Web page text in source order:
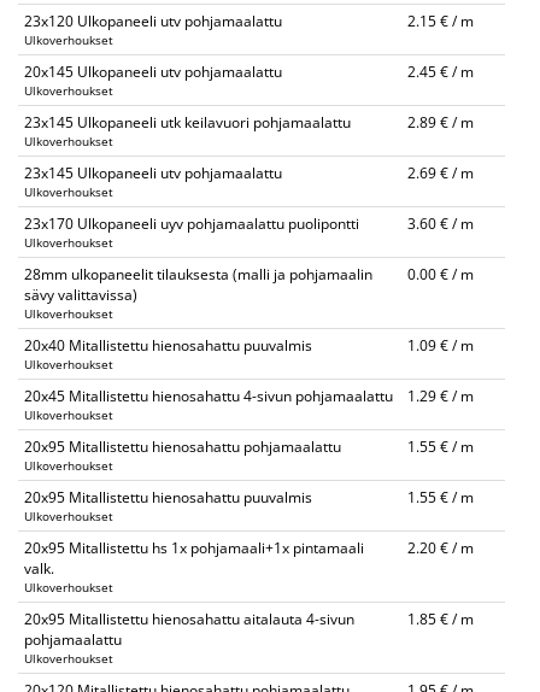
23x120 Ulkopaneeli utv pohjamaalattu
Ulkoverhoukset
2.15 € / m
20x145 Ulkopaneeli utv pohjamaalattu
Ulkoverhoukset
2.45 € / m
23x145 Ulkopaneeli utk keilavuori pohjamaalattu
Ulkoverhoukset
2.89 € / m
23x145 Ulkopaneeli utv pohjamaalattu
Ulkoverhoukset
2.69 € / m
23x170 Ulkopaneeli uyv pohjamaalattu puolipontti
Ulkoverhoukset
3.60 € / m
28mm ulkopaneelit tilauksesta (malli ja pohjamaalin
sävy valittavissa)
Ulkoverhoukset
0.00 € / m
20x40 Mitallistettu hienosahattu puuvalmis
Ulkoverhoukset
1.09 € / m
20x45 Mitallistettu hienosahattu 4-sivun pohjamaalattu
Ulkoverhoukset
1.29 € / m
20x95 Mitallistettu hienosahattu pohjamaalattu
Ulkoverhoukset
1.55 € / m
20x95 Mitallistettu hienosahattu puuvalmis
Ulkoverhoukset
1.55 € / m
20x95 Mitallistettu hs 1x pohjamaali+1x pintamaali
valk.
Ulkoverhoukset
2.20 € / m
20x95 Mitallistettu hienosahattu aitalauta 4-sivun
pohjamaalattu
Ulkoverhoukset
1.85 € / m